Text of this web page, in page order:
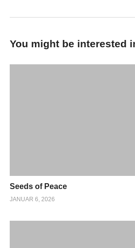
You might be interested
Seeds of Peace
JANUAR 6, 2026